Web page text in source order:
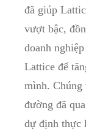
đã ​giúp
vượt bậc,
doanh⁢
‍Lattice để
mình. Chúng
đường đã
⁣dự⁤ định thực⁢